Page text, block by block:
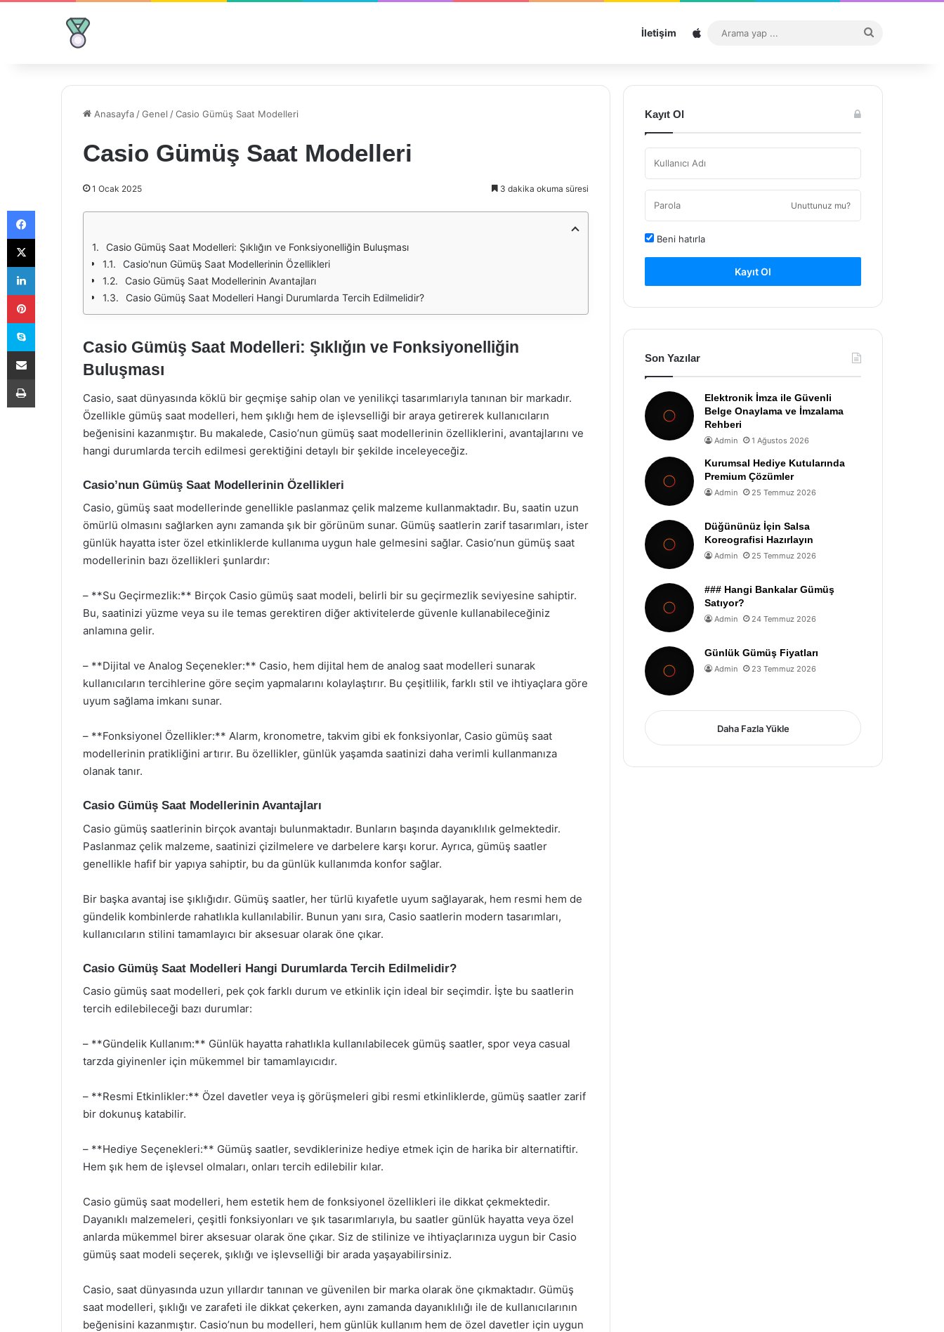
İletişim Sitemap
...
Anasayfa /Genel /Casio Gümüş Saat Modelleri
Casio Gümüş Saat Modelleri
1 Ocak 2025 3 dakika okuma süresi
Casio Gümüş Saat Modelleri: Şıklığın ve Fonksiyonelliğin Buluşması
Casio'nun Gümüş Saat Modellerinin Özellikleri
Casio Gümüş Saat Modellerinin Avantajları
Casio Gümüş Saat Modelleri Hangi Durumlarda Tercih Edilmelidir?
Casio Gümüş Saat Modelleri: Şıklığın ve Fonksiyonelliğin
Buluşması
Casio, saat dünyasında köklü bir geçmişe sahip olan ve yenilikçi tasarımlarıyla tanınan bir markadır.
Özellikle gümüş saat modelleri, hem şıklığı hem de işlevselliği bir araya getirerek kullanıcıların
beğenisini kazanmıştır. Bu makalede, Casio’nun gümüş saat modellerinin özelliklerini, avantajlarını ve
hangi durumlarda tercih edilmesi gerektiğini detaylı bir şekilde inceleyeceğiz.
Casio’nun Gümüş Saat Modellerinin Özellikleri
Casio, gümüş saat modellerinde genellikle paslanmaz çelik malzeme kullanmaktadır. Bu, saatin uzun
ömürlü olmasını sağlarken aynı zamanda şık bir görünüm sunar. Gümüş saatlerin zarif tasarımları, ister
günlük hayatta ister özel etkinliklerde kullanıma uygun hale gelmesini sağlar. Casio’nun gümüş saat
modellerinin bazı özellikleri şunlardır:
– **Su Geçirmezlik:** Birçok Casio gümüş saat modeli, belirli bir su geçirmezlik seviyesine sahiptir.
Bu, saatinizi yüzme veya su ile temas gerektiren diğer aktivitelerde güvenle kullanabileceğiniz
anlamına gelir.
– **Dijital ve Analog Seçenekler:** Casio, hem dijital hem de analog saat modelleri sunarak
kullanıcıların tercihlerine göre seçim yapmalarını kolaylaştırır. Bu çeşitlilik, farklı stil ve ihtiyaçlara göre
uyum sağlama imkanı sunar.
– **Fonksiyonel Özellikler:** Alarm, kronometre, takvim gibi ek fonksiyonlar, Casio gümüş saat
modellerinin pratikliğini artırır. Bu özellikler, günlük yaşamda saatinizi daha verimli kullanmanıza
olanak tanır.
Casio Gümüş Saat Modellerinin Avantajları
Casio gümüş saatlerinin birçok avantajı bulunmaktadır. Bunların başında dayanıklılık gelmektedir.
Paslanmaz çelik malzeme, saatinizi çizilmelere ve darbelere karşı korur. Ayrıca, gümüş saatler
genellikle hafif bir yapıya sahiptir, bu da günlük kullanımda konfor sağlar.
Bir başka avantaj ise şıklığıdır. Gümüş saatler, her türlü kıyafetle uyum sağlayarak, hem resmi hem de
gündelik kombinlerde rahatlıkla kullanılabilir. Bunun yanı sıra, Casio saatlerin modern tasarımları,
kullanıcıların stilini tamamlayıcı bir aksesuar olarak öne çıkar.
Casio Gümüş Saat Modelleri Hangi Durumlarda Tercih Edilmelidir?
Casio gümüş saat modelleri, pek çok farklı durum ve etkinlik için ideal bir seçimdir. İşte bu saatlerin
tercih edilebileceği bazı durumlar:
– **Gündelik Kullanım:** Günlük hayatta rahatlıkla kullanılabilecek gümüş saatler, spor veya casual
tarzda giyinenler için mükemmel bir tamamlayıcıdır.
– **Resmi Etkinlikler:** Özel davetler veya iş görüşmeleri gibi resmi etkinliklerde, gümüş saatler zarif
bir dokunuş katabilir.
– **Hediye Seçenekleri:** Gümüş saatler, sevdiklerinize hediye etmek için de harika bir alternatiftir.
Hem şık hem de işlevsel olmaları, onları tercih edilebilir kılar.
Casio gümüş saat modelleri, hem estetik hem de fonksiyonel özellikleri ile dikkat çekmektedir.
Dayanıklı malzemeleri, çeşitli fonksiyonları ve şık tasarımlarıyla, bu saatler günlük hayatta veya özel
anlarda mükemmel birer aksesuar olarak öne çıkar. Siz de stilinize ve ihtiyaçlarınıza uygun bir Casio
gümüş saat modeli seçerek, şıklığı ve işlevselliği bir arada yaşayabilirsiniz.
Casio, saat dünyasında uzun yıllardır tanınan ve güvenilen bir marka olarak öne çıkmaktadır. Gümüş
saat modelleri, şıklığı ve zarafeti ile dikkat çekerken, aynı zamanda dayanıklılığı ile de kullanıcılarının
beğenisini kazanmıştır. Casio’nun bu modelleri, hem günlük kullanım hem de özel davetler için uygun
Kayıt Ol
Unuttunuz mu?
Beni hatırla
Kayıt Ol
Son Yazılar
Elektronik İmza ile Güvenli
Belge Onaylama ve İmzalama
Rehberi
Admin 1 Ağustos 2026
Kurumsal Hediye Kutularında
Premium Çözümler
Admin 25 Temmuz 2026
Düğününüz İçin Salsa
Koreografisi Hazırlayın
Admin 25 Temmuz 2026
### Hangi Bankalar Gümüş
Satıyor?
Admin 24 Temmuz 2026
Günlük Gümüş Fiyatları
Admin 23 Temmuz 2026
Daha Fazla Yükle
Facebook
X
LinkedIn
Pinterest
Skype
E-Posta ile paylaş